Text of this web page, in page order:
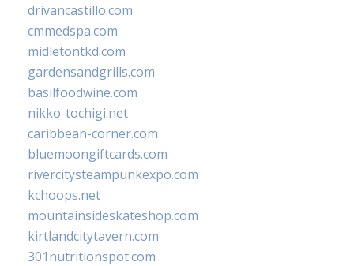
drivancastillo.com
cmmedspa.com
midletontkd.com
gardensandgrills.com
basilfoodwine.com
nikko-tochigi.net
caribbean-corner.com
bluemoongiftcards.com
rivercitysteampunkexpo.com
kchoops.net
mountainsideskateshop.com
kirtlandcitytavern.com
301nutritionspot.com